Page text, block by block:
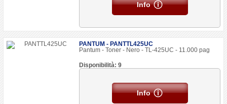
Info
PANTUM - PANTTL425UC
Pantum - Toner - Nero - TL-425UC - 11.000 pag
Disponibilità: 9
Info